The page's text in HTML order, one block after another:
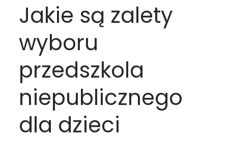
Jakie są zalety
wyboru
przedszkola
niepublicznego
dla dzieci